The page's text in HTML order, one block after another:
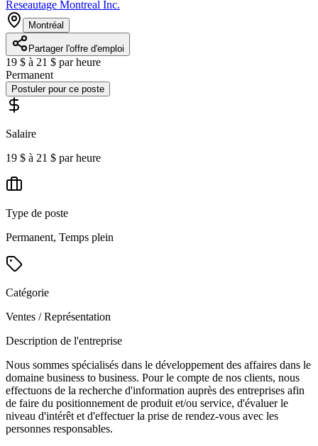
Reseautage Montreal Inc.
Montréal
Partager l'offre d'emploi
19 $ à 21 $ par heure
Permanent
Postuler pour ce poste
Salaire
19 $ à 21 $ par heure
Type de poste
Permanent, Temps plein
Catégorie
Ventes / Représentation
Description de l'entreprise
Nous sommes spécialisés dans le développement des affaires dans le
domaine business to business. Pour le compte de nos clients, nous
effectuons de la recherche d'information auprès des entreprises afin
de faire du positionnement de produit et/ou service, d'évaluer le
niveau d'intérêt et d'effectuer la prise de rendez-vous avec les
personnes responsables.